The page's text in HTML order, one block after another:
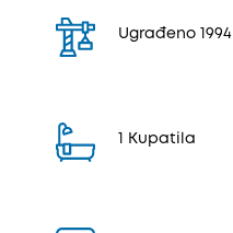
Ugrađeno 1994
1 Kupatila